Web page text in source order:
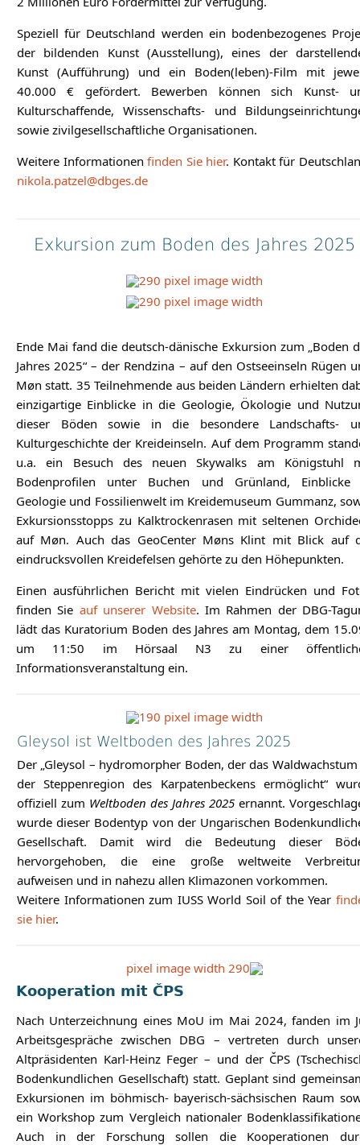
Speziell für Deutschland werden ein bodenbezogenes
der bildenden Kunst (Ausstellung), eines der
Kunst (Aufführung) und ein Boden(leben)-Film mit
40.000 € gefördert. Bewerben können sich Kunst-
Kulturschaffende, Wissenschafts- und
sowie zivilgesellschaftliche Organisationen.
Weitere Informationenfinden Sie hier. Kontakt für
nikola.patzel@dbges.de
Exkursion zum Boden des Jahres 2025
Ende Mai fand die deutsch-dänische Exkursion zum „Boden
Jahres 2025“ – der Rendzina – auf den Ostseeinseln Rügen
Møn statt. 35 Teilnehmende aus beiden Ländern erhielten
einzigartige Einblicke in die Geologie, Ökologie und
dieser Böden sowie in die besondere Landschafts-
Kulturgeschichte der Kreideinseln. Auf dem Programm
u.a. ein Besuch des neuen Skywalks am Königstuhl
Bodenprofilen unter Buchen und Grünland, Einblicke
Geologie und Fossilienwelt im Kreidemuseum Gummanz,
Exkursionsstopps zu Kalktrockenrasen mit seltenen
auf Møn. Auch das GeoCenter Møns Klint mit Blick auf
eindrucksvollen Kreidefelsen gehörte zu den Höhepunkten.
Einen ausführlichen Bericht mit vielen Eindrücken und
finden Sie auf unserer Website. Im Rahmen der DBG-
lädt das Kuratorium Boden des Jahres am Montag, dem
um 11:50 im Hörsaal N3 zu einer
Informationsveranstaltung ein.
Gleysol ist Weltboden des Jahres 2025
Der „Gleysol – hydromorpher Boden, der das
der Steppenregion des Karpatenbeckens ermöglicht“
offiziell zum Weltboden des Jahres 2025 ernannt.
wurde dieser Bodentyp von der Ungarischen
Gesellschaft. Damit wird die Bedeutung dieser
hervorgehoben, die eine große weltweite
aufweisen und in nahezu allen Klimazonen vorkommen.
Weitere Informationen zum IUSS World Soil of the Year
sie hier.
Kooperation mit ČPS
Nach Unterzeichnung eines MoU im Mai 2024, fanden im
Arbeitsgespräche zwischen DBG – vertreten durch
Altpräsidenten Karl-Heinz Feger – und der ČPS
Bodenkundlichen Gesellschaft) statt. Geplant sind
Exkursionen im böhmisch- bayerisch-sächsischen Raum
ein Workshop zum Vergleich nationaler
Auch in der Forschung sollen die Kooperationen